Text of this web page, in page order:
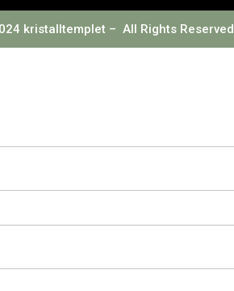
kristalltemplet – All Rights Reserved